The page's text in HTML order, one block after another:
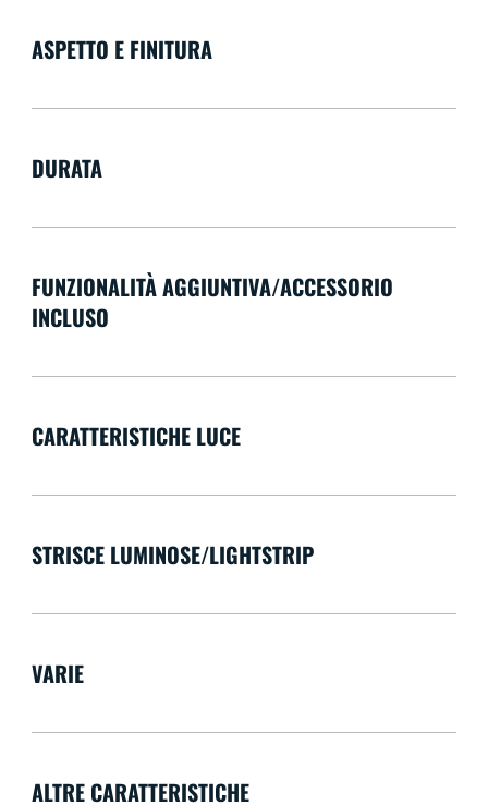
ASPETTO E FINITURA
DURATA
FUNZIONALITÀ AGGIUNTIVA/ACCESSORIO
INCLUSO
CARATTERISTICHE LUCE
STRISCE LUMINOSE/LIGHTSTRIP
VARIE
ALTRE CARATTERISTICHE